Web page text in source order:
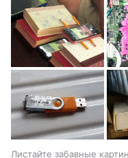
Листайте забавные